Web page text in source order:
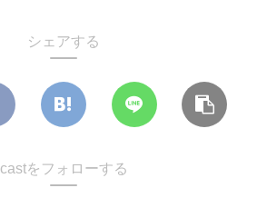
シェアする
castをフォローする